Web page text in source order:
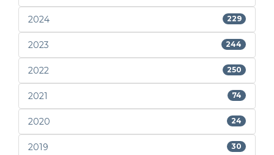
2024 229
2023 244
2022 250
2021 74
2020 24
2019 30